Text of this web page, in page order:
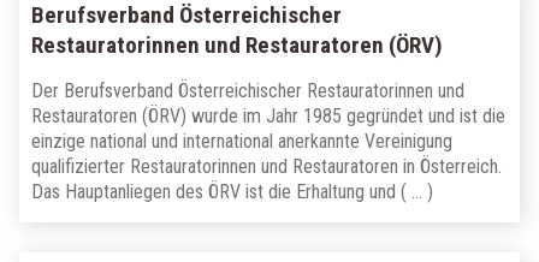
Berufsverband Österreichischer
Restauratorinnen und Restauratoren (ÖRV)
Der Berufsverband Österreichischer Restauratorinnen und
Restauratoren (ÖRV) wurde im Jahr 1985 gegründet und ist die
einzige national und international anerkannte Vereinigung
qualifizierter Restauratorinnen und Restauratoren in Österreich.
Das Hauptanliegen des ÖRV ist die Erhaltung und ( … )